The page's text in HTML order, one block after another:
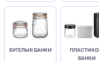
БУГЕЛЬНІ БАНКИ
БАНКИ